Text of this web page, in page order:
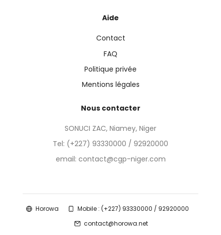
Aide
Contact
FAQ
Politique privée
Mentions légales
Nous contacter
SONUCI ZAC, Niamey, Niger
Tel: (+227) 93330000 / 92920000
email: contact@cgp-niger.com
Horowa
Mobile : (+227) 93330000 / 92920000
contact@horowa.net